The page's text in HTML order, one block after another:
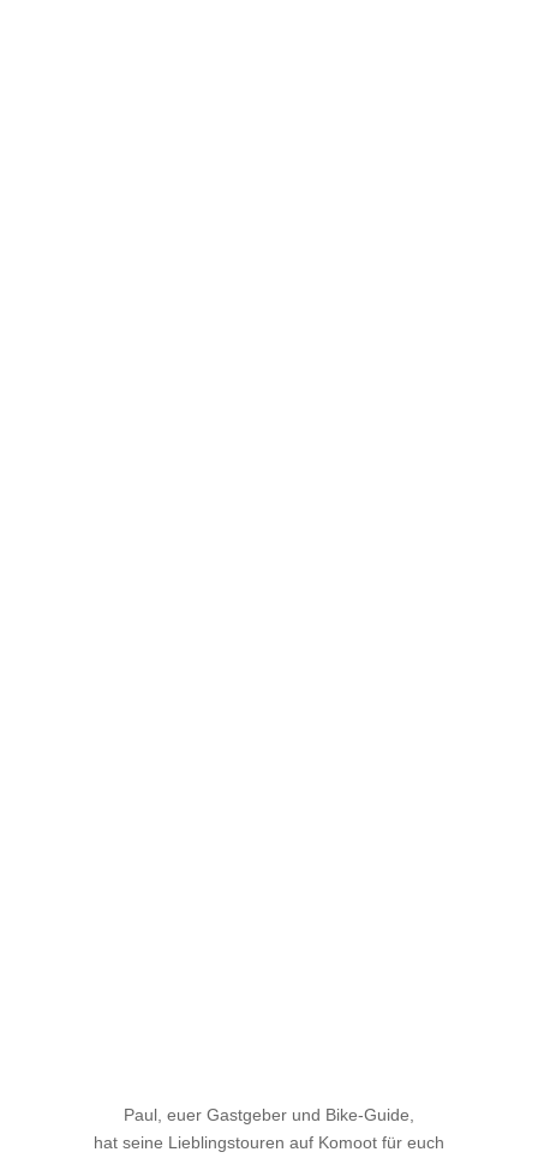
Paul, euer Gastgeber und Bike-Guide,
hat seine Lieblingstouren auf Komoot für euch